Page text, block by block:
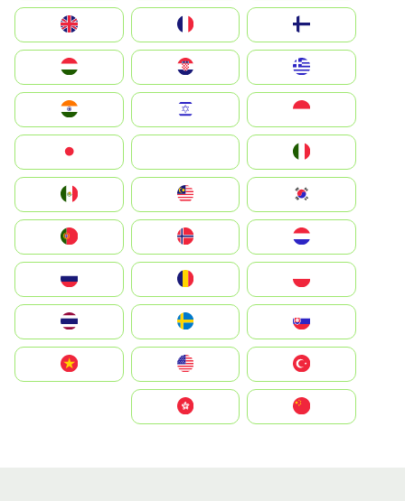
United Kingdom
Hrvatska
Magyarország
Indonesia
South Korea
Nederland
Portugal
România
Slovensko
United States
Vietnam